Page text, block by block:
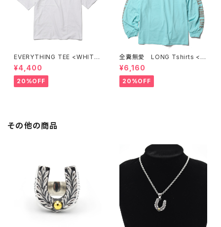
EVERYTHING TEE <WHITE
>
¥4,400
20%OFF
全糞無愛 LONG Tshirts < C
ELADON >
¥6,160
20%OFF
その他の商品